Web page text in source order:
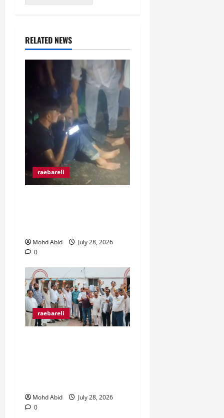
RELATED NEWS
raebareli
Mohd Abid
July 28, 2026
0
raebareli
Mohd Abid
July 28, 2026
0